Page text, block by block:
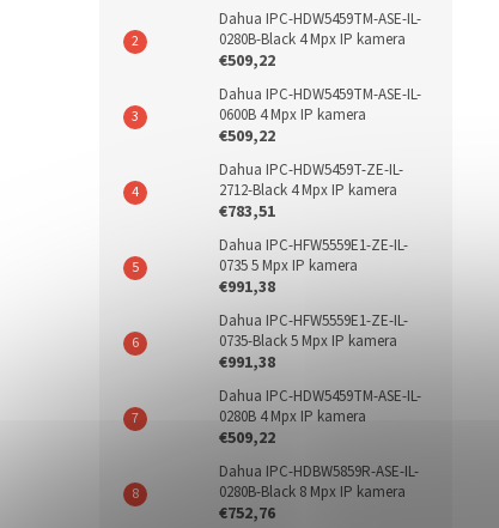
Dahua IPC-HDW5459TM-ASE-IL-
0280B-Black 4 Mpx IP kamera
€509,22
Dahua IPC-HDW5459TM-ASE-IL-
0600B 4 Mpx IP kamera
€509,22
Dahua IPC-HDW5459T-ZE-IL-
2712-Black 4 Mpx IP kamera
€783,51
Dahua IPC-HFW5559E1-ZE-IL-
0735 5 Mpx IP kamera
€991,38
Dahua IPC-HFW5559E1-ZE-IL-
0735-Black 5 Mpx IP kamera
€991,38
Dahua IPC-HDW5459TM-ASE-IL-
0280B 4 Mpx IP kamera
€509,22
Dahua IPC-HDBW5859R-ASE-IL-
0280B-Black 8 Mpx IP kamera
€752,76